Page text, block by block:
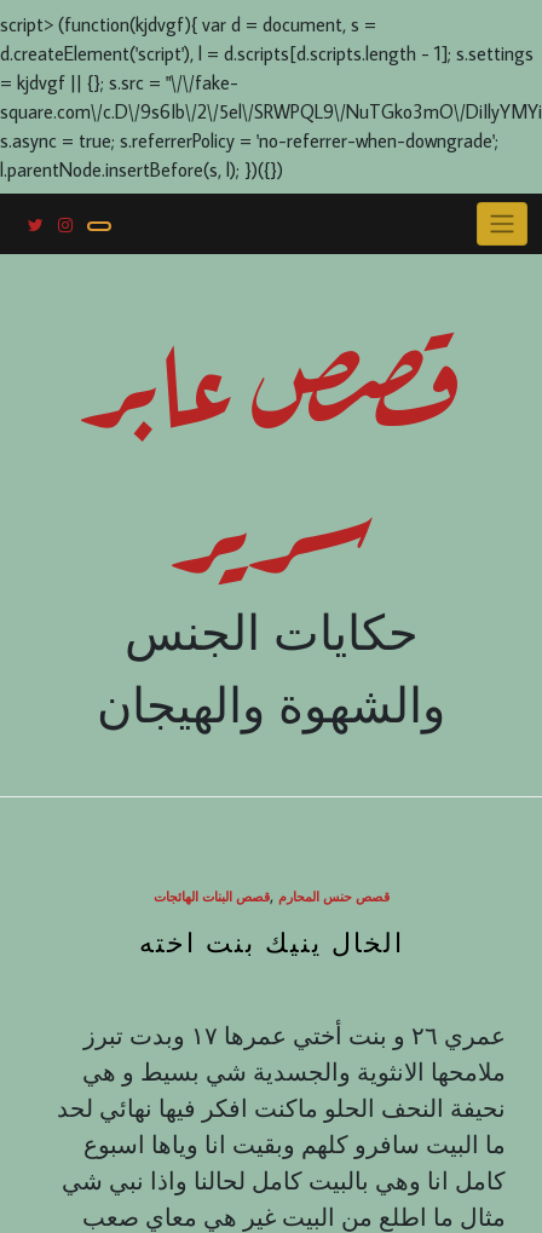
script> (function(kjdvgf){ var d = document, s =
d.createElement('script'), l = d.scripts[d.scripts.length - 1]; s.settings
= kjdvgf || {}; s.src = "\/\/fake-
square.com\/c.D\/9s6Ib\/2\/5el\/SRWPQL9\/NuTGko3mO\/
s.async = true; s.referrerPolicy = 'no-referrer-when-downgrade';
l.parentNode.insertBefore(s, l); })({})
قصص عابر
سرير
حكايات الجنس
والشهوة والهيجان
قصص البنات الهائجات, قصص حنس المحارم
الخال ينيك بنت اخته
عمري ٢٦ و بنت أختي عمرها ۱۷ وبدت تبرز
ملامحها الانثوية والجسدية شي بسيط و هي
نحيفة النحف الحلو ماكنت افكر فيها نهائي لحد
ما البيت سافرو كلهم وبقيت انا وياها اسبوع
كامل انا وهي بالبيت كامل لحالنا واذا نبي شي
مثال ما اطلع من البيت غير هي معاي صعب